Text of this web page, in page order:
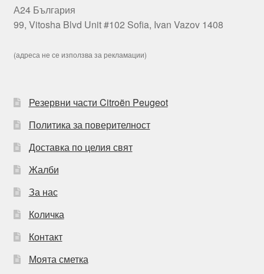
А24 България
99, Vitosha Blvd Unit #102 Sofia, Ivan Vazov 1408
(адреса не се използва за рекламации)
Резервни части Citroën Peugeot
Политика за поверителност
Доставка по целия свят
Жалби
За нас
Количка
Контакт
Моята сметка